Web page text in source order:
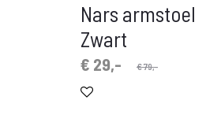
Nars armstoel
Zwart
€79,-
Oorspronkelijke
€ 29,-
Huidige
prijs